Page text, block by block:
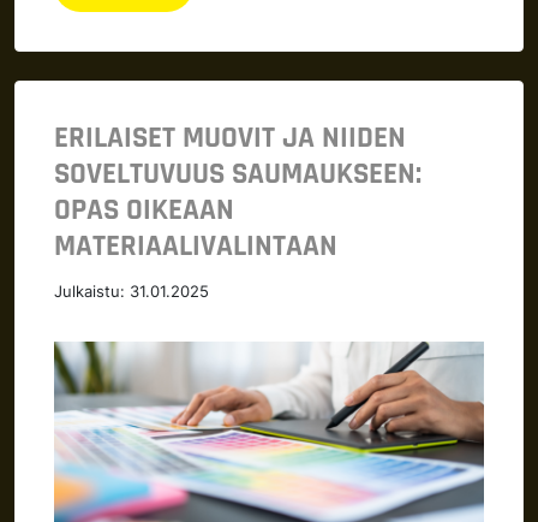
ERILAISET MUOVIT JA NIIDEN
SOVELTUVUUS SAUMAUKSEEN:
OPAS OIKEAAN
MATERIAALIVALINTAAN
Julkaistu: 31.01.2025